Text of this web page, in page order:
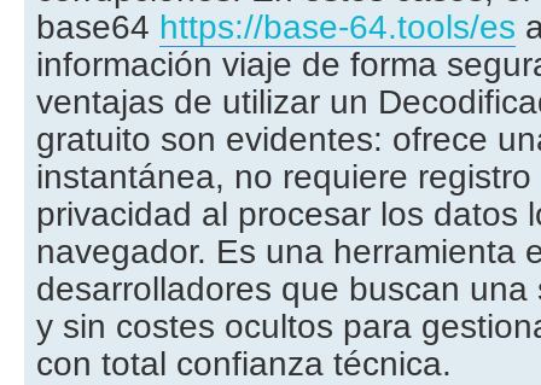
base64 https://base-64.tools/es
información viaje de forma
ventajas de utilizar un
gratuito son evidentes: ofrece
instantánea, no requiere
privacidad al procesar los datos
navegador. Es una herramienta
desarrolladores que buscan
y sin costes ocultos para
con total confianza técnica.